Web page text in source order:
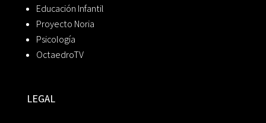
Educación Infantil
Proyecto Noria
Psicología
OctaedroTV
LEGAL